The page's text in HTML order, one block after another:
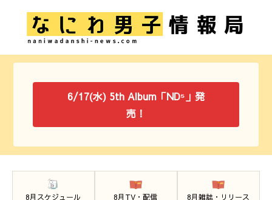
6/17(水) 5th Album「ND⁵」発
売！
8月スケジュール 8月TV・配信 8月雑誌・リリース